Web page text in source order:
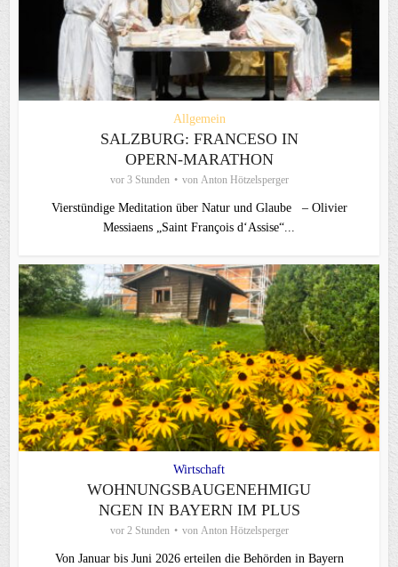
Allgemein
SALZBURG: FRANCESO IN
OPERN-MARATHON
vor 3 Stunden von Anton Hötzelsperger
Vierstündige Meditation über Natur und Glaube – Olivier
Messiaens „Saint François d‘Assise“...
Wirtschaft
WOHNUNGSBAUGENEHMIGU
NGEN IN BAYERN IM PLUS
vor 2 Stunden von Anton Hötzelsperger
Von Januar bis Juni 2026 erteilen die Behörden in Bayern